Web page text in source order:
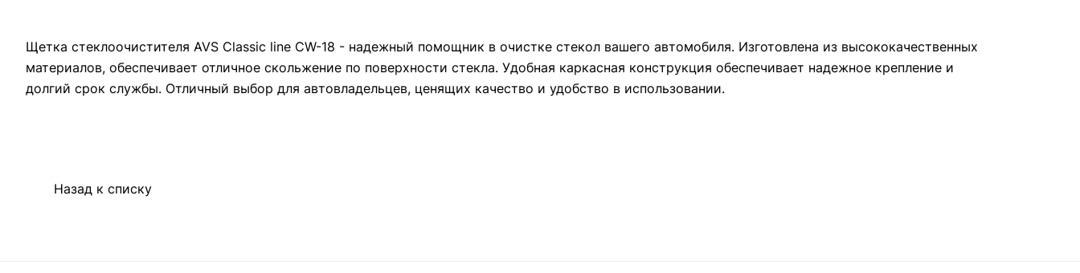
Щетка стеклоочистителя AVS Classic line CW-18 - надежный помощник в очистке стекол вашего автомобиля. Изготовлена из высококачественных
материалов, обеспечивает отличное скольжение по поверхности стекла. Удобная каркасная конструкция обеспечивает надежное крепление и
долгий срок службы. Отличный выбор для автовладельцев, ценящих качество и удобство в использовании.
Назад к списку